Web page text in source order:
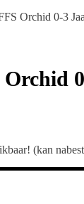
(kan